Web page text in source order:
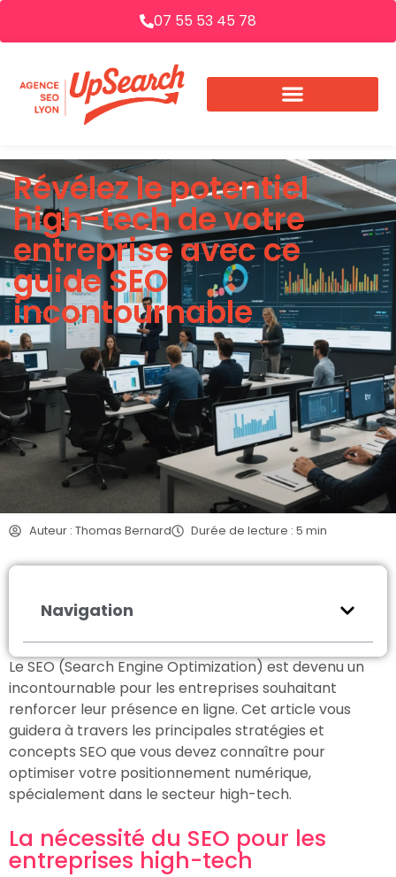
07 55 53 45 78
Révélez le potentiel
high-tech de votre
entreprise avec ce
guide SEO
incontournable
Auteur : Thomas Bernard Durée de lecture : 5 min
Navigation
Le SEO (Search Engine Optimization) est devenu un
incontournable pour les entreprises souhaitant
renforcer leur présence en ligne. Cet article vous
guidera à travers les principales stratégies et
concepts SEO que vous devez connaître pour
optimiser votre positionnement numérique,
spécialement dans le secteur high-tech.
La nécessité du SEO pour les
entreprises high-tech